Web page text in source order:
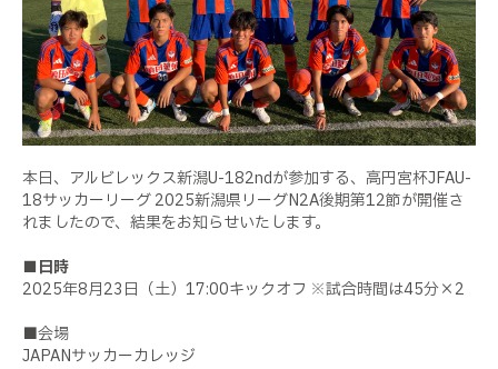
本日、アルビレックス新潟U-182ndが参加する、高円宮杯JFAU-
18サッカーリーグ 2025新潟県リーグN2A後期第12節が開催さ
れましたので、結果をお知らせいたします。
■日時
2025年8月23日（土）17:00キックオフ ※試合時間は45分×2
■会場
JAPANサッカーカレッジ